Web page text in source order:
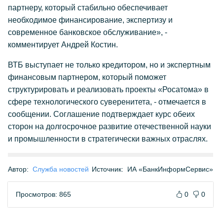
партнеру, который стабильно обеспечивает
необходимое финансирование, экспертизу и
современное банковское обслуживание», -
комментирует Андрей Костин.
ВТБ выступает не только кредитором, но и экспертным
финансовым партнером, который поможет
структурировать и реализовать проекты «Росатома» в
сфере технологического суверенитета, - отмечается в
сообщении. Соглашение подтверждает курс обеих
сторон на долгосрочное развитие отечественной науки
и промышленности в стратегически важных отраслях.
Автор: Служба новостей Источник: ИА «БанкИнформСервис»
Просмотров: 865 0 0